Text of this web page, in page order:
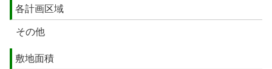
各計画区域
その他
敷地面積